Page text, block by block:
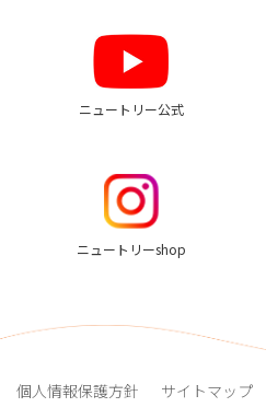
ニュートリー公式
ニュートリーshop
個人情報保護方針 サイトマップ